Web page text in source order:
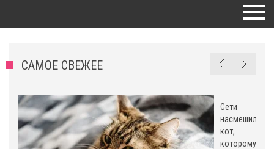
САМОЕ СВЕЖЕЕ
Сети
насмешил
кот,
которому